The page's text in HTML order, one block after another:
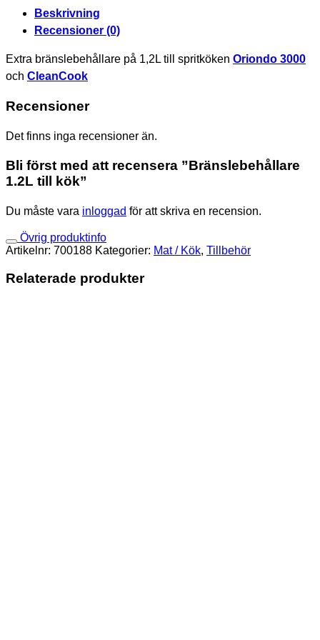
Beskrivning
Recensioner (0)
Extra bränslebehållare på 1,2L till spritköken Oriondo 3000
och CleanCook
Recensioner
Det finns inga recensioner än.
Bli först med att recensera ”Bränslebehållare
1.2L till kök”
Du måste vara inloggad för att skriva en recension.
Övrig produktinfo
Artikelnr: 700188 Kategorier: Mat / Kök, Tillbehör
Relaterade produkter